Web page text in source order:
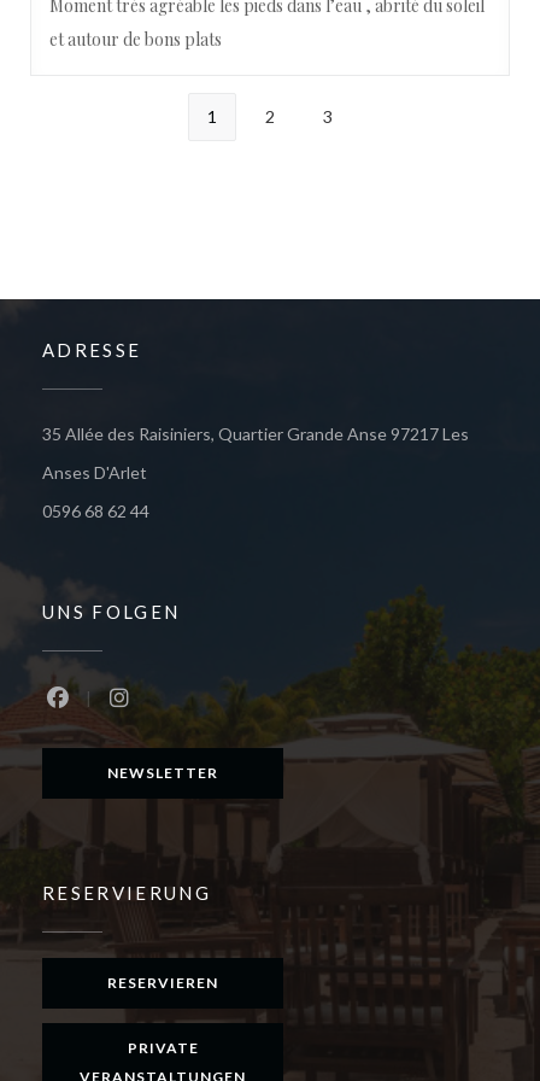
Moment très agréable les pieds dans l’eau , abrité du soleil
et autour de bons plats
1 2 3
ADRESSE
35 Allée des Raisiniers, Quartier Grande Anse 97217 Les
Anses D'Arlet
0596 68 62 44
UNS FOLGEN
Facebook ((öffnet ein neues Fenster))
Instagram ((öffnet ein neues Fenster))
NEWSLETTER
RESERVIERUNG
RESERVIEREN
PRIVATE
VERANSTALTUNGEN